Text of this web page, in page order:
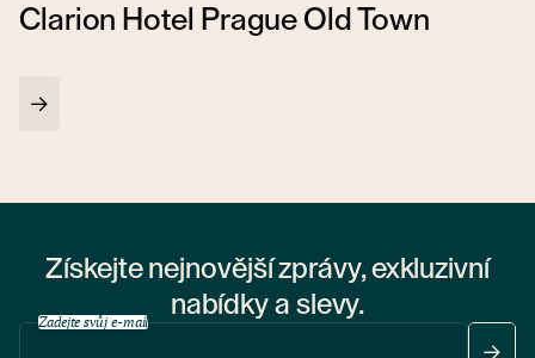
Clarion Hotel Prague Old Town
Získejte nejnovější zprávy, exkluzivní
nabídky a slevy.
Zadejte svůj e-mail